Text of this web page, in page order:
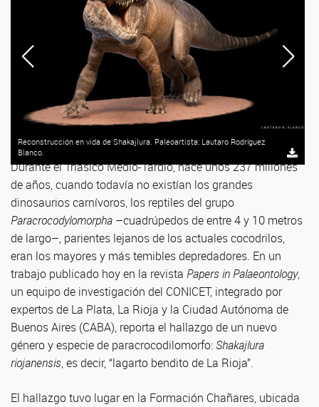
Reconstrucción en vida de Shakajlura. Paleoartista: Lautaro Rodríguez
Blanco.
Durante el Triásico Medio-Tardío, hace unos 237 millones
de años, cuando todavía no existían los grandes
dinosaurios carnívoros, los reptiles del grupo
Paracrocodylomorpha –cuadrúpedos de entre 4 y 10 metros
de largo–, parientes lejanos de los actuales cocodrilos,
eran los mayores y más temibles depredadores. En un
trabajo publicado hoy en la revista Papers in Palaeontology,
un equipo de investigación del CONICET, integrado por
expertos de La Plata, La Rioja y la Ciudad Autónoma de
Buenos Aires (CABA), reporta el hallazgo de un nuevo
género y especie de paracrocodilomorfo: Shakajlura
riojanensis, es decir, “lagarto bendito de La Rioja”.
El hallazgo tuvo lugar en la Formación Chañares, ubicada